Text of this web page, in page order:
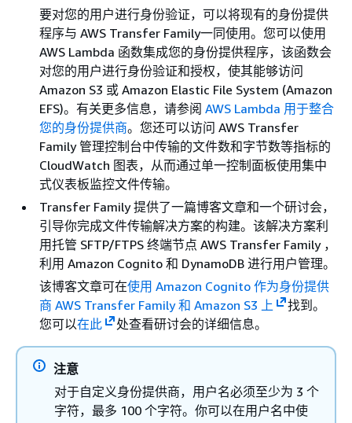
要对您的用户进行身份验证，可以将现有的身份提供
程序与 AWS Transfer Family一同使用。您可以使用
AWS Lambda 函数集成您的身份提供程序，该函数会
对您的用户进行身份验证和授权，使其能够访问
Amazon S3 或 Amazon Elastic File System (Amazon
EFS)。有关更多信息，请参阅 AWS Lambda 用于整合
您的身份提供商。您还可以访问 AWS Transfer
Family 管理控制台中传输的文件数和字节数等指标的
CloudWatch 图表，从而通过单一控制面板使用集中
式仪表板监控文件传输。
Transfer Family 提供了一篇博客文章和一个研讨会，
引导你完成文件传输解决方案的构建。该解决方案利
用托管 SFTP/FTPS 终端节点 AWS Transfer Family ，
利用 Amazon Cognito 和 DynamoDB 进行用户管理。
该博客文章可在使用 Amazon Cognito 作为身份提供
商 AWS Transfer Family 和 Amazon S3 上
找到。
您可以在此 处查看研讨会的详细信息。
注意
对于自定义身份提供商，用户名必须至少为 3 个
字符，最多 100 个字符。你可以在用户名中使